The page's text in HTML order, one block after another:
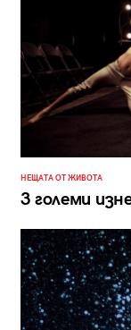
НЕЩАТА ОТ ЖИВОТА
3 големи